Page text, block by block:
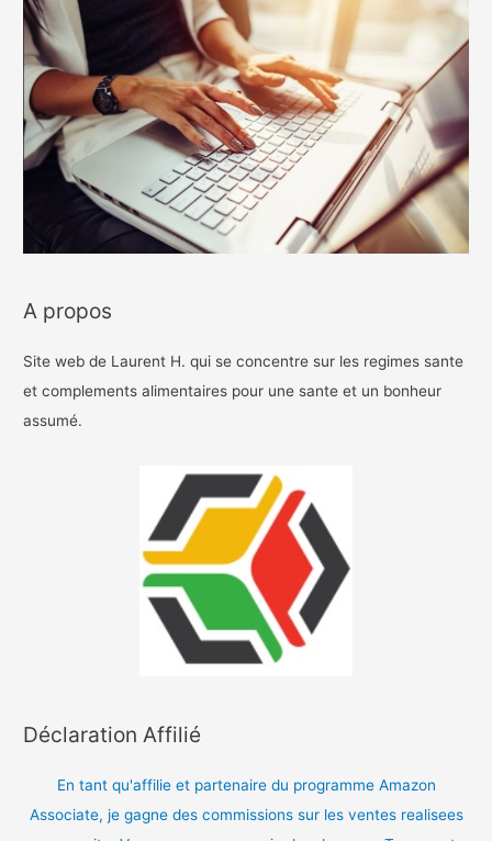
A propos
Site web de Laurent H. qui se concentre sur les regimes sante
et complements alimentaires pour une sante et un bonheur
assumé.
Déclaration Affilié
En tant qu'affilie et partenaire du programme Amazon
Associate, je gagne des commissions sur les ventes realisees